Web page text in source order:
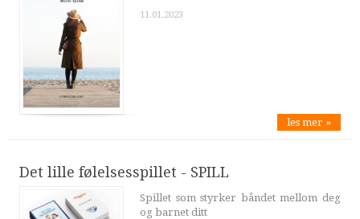
11.01.2023
les mer »
Det lille følelsesspillet - SPILL
Spillet som styrker båndet mellom deg
og barnet ditt